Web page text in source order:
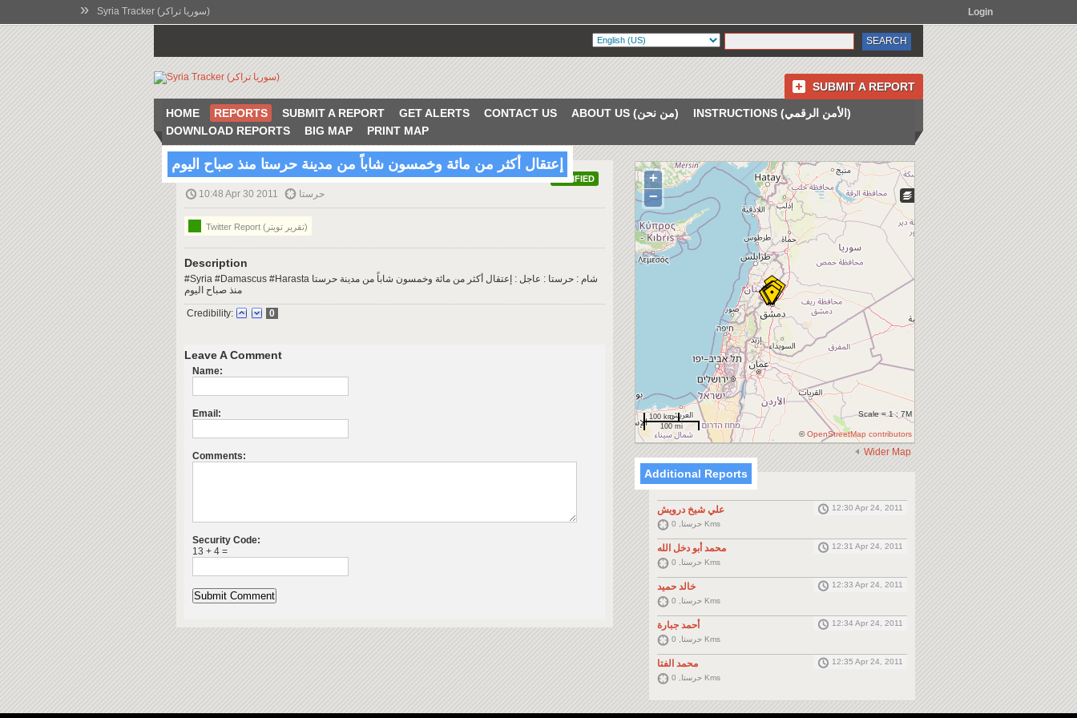
» Syria Tracker (سوريا تراكر) Login
SUBMIT A REPORT
HOME REPORTS SUBMIT A REPORT GET ALERTS CONTACT US ABOUT US (من نحن)
INSTRUCTIONS (الأمن الرقمي)
DOWNLOAD REPORTS
BIG MAP PRINT MAP
VERIFIED
إعتقال أكثر من مائة وخمسون شاباً من مدينة حرستا منذ صباح اليوم
10:48 Apr 30 2011 حرستا
Twitter Report (تقرير تويتر)
Description
#Syria #Damascus #Harasta شام : حرستا : عاجل : إعتقال أكثر من مائة وخمسون شاباً من مدينة حرستا
منذ صباح اليوم
Credibility: 0
Leave A Comment
Name:
Email:
Comments:
Security Code:
13 + 4 =
+
−
100 km
100 mi
Scale = 1 : 7M
©OpenStreetMap contributors
Wider Map
Additional Reports
علي شيخ درويش
12:30 Apr 24, 2011
حرستا, 0 Kms
محمد أبو دخل الله
12:31 Apr 24, 2011
حرستا, 0 Kms
خالد حميد
12:33 Apr 24, 2011
حرستا, 0 Kms
أحمد جبارة
12:34 Apr 24, 2011
حرستا, 0 Kms
محمد الفتا
12:35 Apr 24, 2011
حرستا, 0 Kms